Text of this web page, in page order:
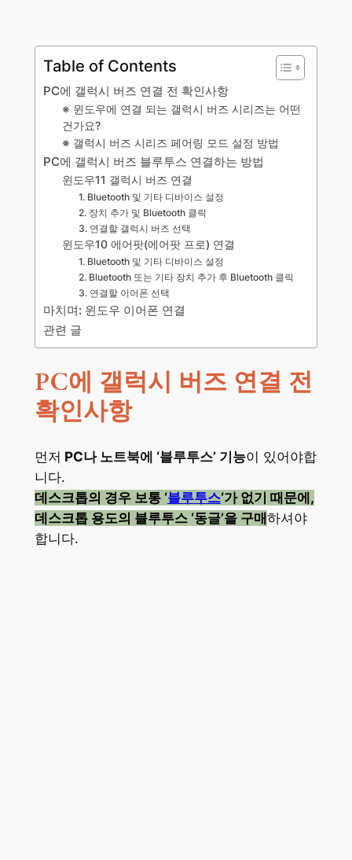
Table of Contents
PC에 갤럭시 버즈 연결 전 확인사항
※ 윈도우에 연결 되는 갤럭시 버즈 시리즈는 어떤
건가요?
※ 갤럭시 버즈 시리즈 페어링 모드 설정 방법
PC에 갤럭시 버즈 블루투스 연결하는 방법
윈도우11 갤럭시 버즈 연결
1. Bluetooth 및 기타 디바이스 설정
2. 장치 추가 및 Bluetooth 클릭
3. 연결할 갤럭시 버즈 선택
윈도우10 에어팟(에어팟 프로) 연결
1. Bluetooth 및 기타 디바이스 설정
2. Bluetooth 또는 기타 장치 추가 후 Bluetooth 클릭
3. 연결할 이어폰 선택
마치며: 윈도우 이어폰 연결
관련 글
PC에 갤럭시 버즈 연결 전
확인사항
먼저 PC나 노트북에 ‘블루투스’ 기능이 있어야합
니다.
데스크톱의 경우 보통 ‘블루투스‘가 없기 때문에,
데스크톱 용도의 블루투스 ‘동글’을 구매하셔야
합니다.